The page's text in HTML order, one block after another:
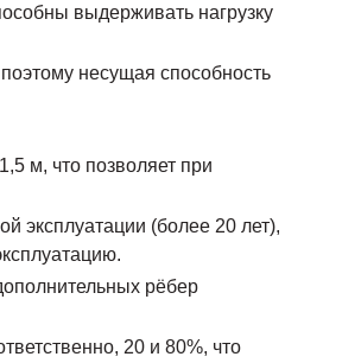
выдерживать нагрузку
несущая способность
м, что позволяет при
эксплуатации (более 20 лет),
рёбер
20 и 80%, что